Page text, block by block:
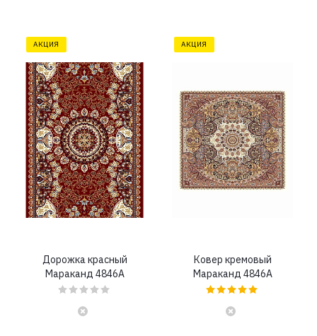
АКЦИЯ
Дорожка красный
Мараканд 4846A
АКЦИЯ
Ковер кремовый
Мараканд 4846A